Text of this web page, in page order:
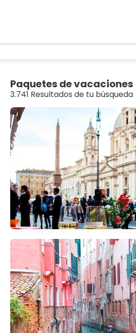
Paquetes de vacaciones
3.741 Resultados de tu búsqueda